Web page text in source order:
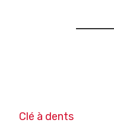
Clé à dents